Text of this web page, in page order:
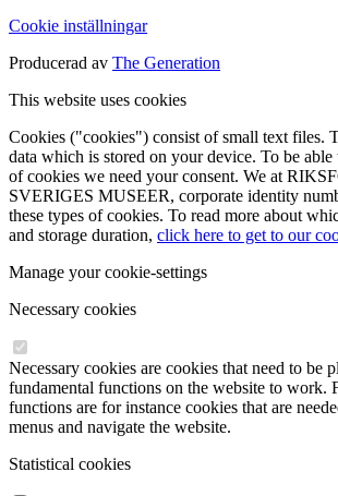
Cookie inställningar
Producerad av The Generation
This website uses cookies
Cookies ("cookies") consist of small text files.
data which is stored on your device. To be able
of cookies we need your consent. We at
SVERIGES MUSEER, corporate identity
these types of cookies. To read more about
and storage duration, click here to get to our
Manage your cookie-settings
Necessary cookies
Necessary cookies are cookies that need to be
fundamental functions on the website to work.
functions are for instance cookies that are
menus and navigate the website.
Statistical cookies